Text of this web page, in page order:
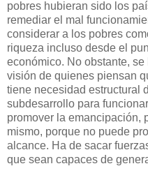
pobres hubieran sido los
remediar el mal
considerar a los pobres
riqueza incluso desde el
económico. No obstante,
visión de quienes piensan
tiene necesidad estructural
subdesarrollo para
promover la emancipación,
mismo, porque no puede
alcance. Ha de sacar
que sean capaces de